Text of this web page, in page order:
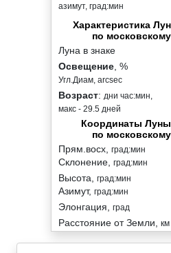
азимут, град:мин
Характеристика
по
Луна в знаке
Освещение , %
Угл.Диам, arcsec
Возраст: дни час:мин,
макс - 29.5 дней
Координаты Луны
по
Прям.восх, град:мин
Склонение, град:мин
Высота, град:мин
Азимут, град:мин
Элонгация, град
Расстояние от Земли, км